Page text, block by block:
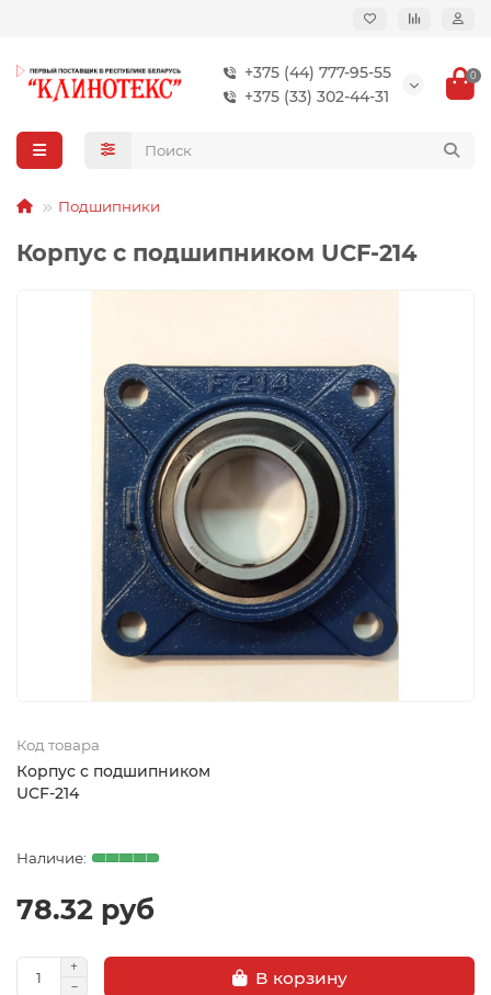
+375 (44) 777-95-55
+375 (33) 302-44-31
0
Подшипники
Корпус с подшипником UCF-214
Код товара
Корпус с подшипником
UCF-214
78.32 руб
В корзину